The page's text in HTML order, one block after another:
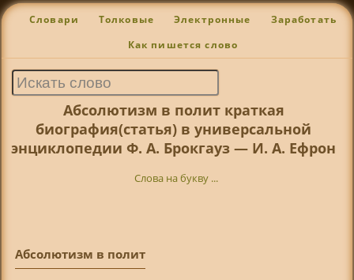
Словари Толковые Электронные Заработать
Как пишется слово
Абсолютизм в полит краткая
биография(статья) в универсальной
энциклопедии Ф. А. Брокгауз — И. А. Ефрон
Слова на букву ...
Абсолютизм в полит